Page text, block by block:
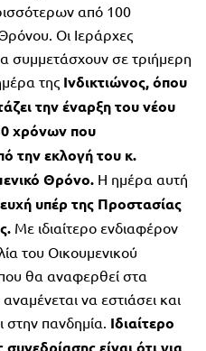
από 100
Οι Ιεράρχες
συμμετάσχουν σε τριήμερη
της Ινδικτιώνος, όπου
την έναρξη του νέου
χρόνων που
την εκλογή του κ.
Θρόνο. Η ημέρα αυτή
υπέρ της Προστασίας
Με ιδιαίτερο ενδιαφέρον
του Οικουμενικού
θα αναφερθεί στα
να εστιάσει και
στην πανδημία. Ιδιαίτερο
είναι ότι για